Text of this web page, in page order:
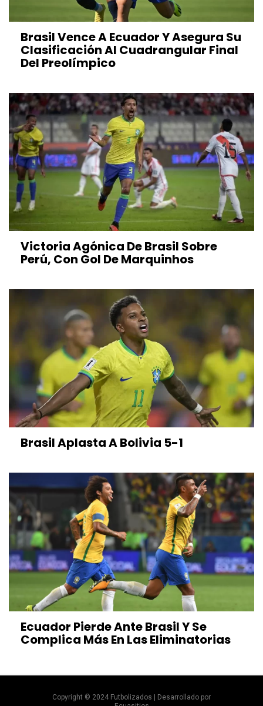
Brasil Vence A Ecuador Y Asegura Su
Clasificación Al Cuadrangular Final
Del Preolímpico
Victoria Agónica De Brasil Sobre
Perú, Con Gol De Marquinhos
Brasil Aplasta A Bolivia 5-1
Ecuador Pierde Ante Brasil Y Se
Complica Más En Las Eliminatorias
Copyright © 2024 Futbolizados | Desarrollado por